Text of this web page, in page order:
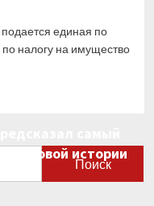
единая по
налогу на имущество
мировой истории